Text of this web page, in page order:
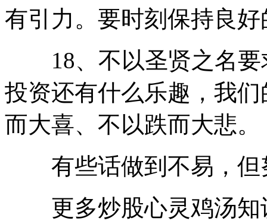
有引力。要时刻保持良
18、不以圣贤之名要
投资还有什么乐趣，我
而大喜、不以跌而大悲。
有些话做到不易，但
更多炒股心灵鸡汤知